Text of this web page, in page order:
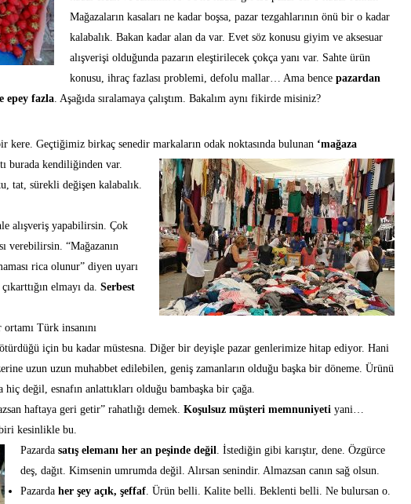
Mağazaların kasaları ne kadar boşsa, pazar tezgahlarının önü bir o kadar
kalabalık. Bakan kadar alan da var. Evet söz konusu giyim ve aksesuar
alışverişi olduğunda pazarın eleştirilecek çokça yanı var. Sahte ürün
konusu, ihraç fazlası problemi, defolu mallar… Ama bencepazardan
epey fazla. Aşağıda sıralamaya çalıştım. Bakalım aynı fikirde misiniz?
kere. Geçtiğimiz birkaç senedir markaların odaknoktasında bulunan ‘mağaza
burada kendiliğinden var.
tat, sürekli değişen kalabalık.
alışveriş yapabilirsin. Çok
verebilirsin. “Mağazanın
rica olunur” diyen uyarı
elmayı da. Serbest
Türk insanını
için bu kadar müstesna. Diğer bir deyişle pazar genlerimize hitap ediyor. Hani
uzun uzun muhabbet edilebilen, geniş zamanların olduğu başka bir döneme. Ürünü
değil, esnafın anlattıkları olduğu bambaşka bir çağa.
haftaya geri getir” rahatlığı demek. Koşulsuz müşteri memnuniyeti yani…
biri kesinlikle bu.
Pazarda satış elemanı her an peşinde değil. İstediğin gibi karıştır, dene. Özgürce
deş, dağıt. Kimsenin umrumda değil. Alırsan senindir. Almazsan canın sağ olsun.
Pazarda her şey açık, şeffaf. Ürün belli. Kalite belli. Beklenti belli. Ne bulursan o.